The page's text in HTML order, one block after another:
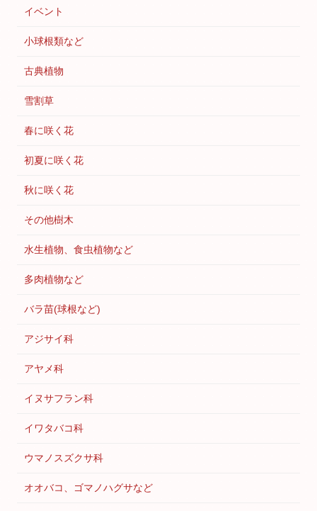
イベント
小球根類など
古典植物
雪割草
春に咲く花
初夏に咲く花
秋に咲く花
その他樹木
水生植物、食虫植物など
多肉植物など
バラ苗(球根など)
アジサイ科
アヤメ科
イヌサフラン科
イワタバコ科
ウマノスズクサ科
オオバコ、ゴマノハグサなど